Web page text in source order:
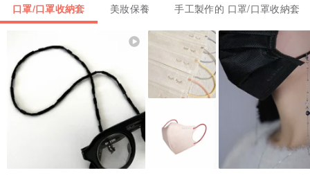
口罩/口罩收納套 美妝保養 手工製作的 口罩/口罩收納套